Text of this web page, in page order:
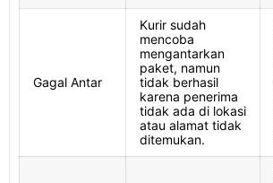
Gagal Antar
Kurir sudah
mencoba
mengantarkan
paket, namun
tidak berhasil
karena penerima
tidak ada di lokasi
atau alamat tidak
ditemukan.